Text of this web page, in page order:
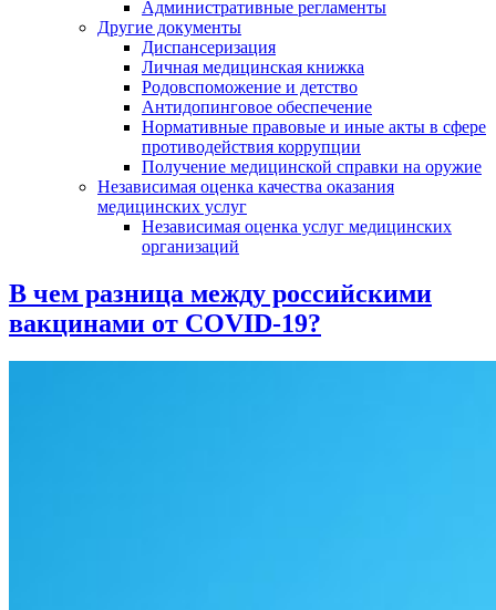
Административные регламенты
Другие документы
Диспансеризация
Личная медицинская книжка
Родовспоможение и детство
Антидопинговое обеспечение
Нормативные правовые и иные акты в сфере
противодействия коррупции
Получение медицинской справки на оружие
Независимая оценка качества оказания
медицинских услуг
Независимая оценка услуг медицинскиx
организаций
В чем разница между российскими
вакцинами от COVID-19?